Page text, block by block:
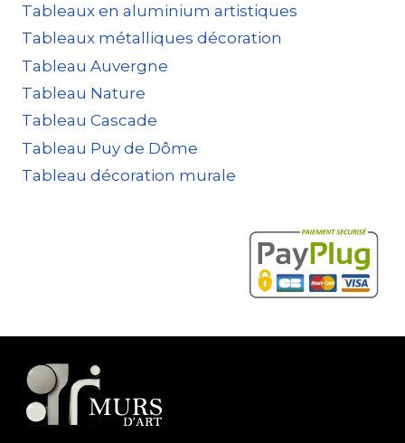
Tableaux en aluminium artistiques
Tableaux métalliques décoration
Tableau Auvergne
Tableau Nature
Tableau Cascade
Tableau Puy de Dôme
Tableau décoration murale